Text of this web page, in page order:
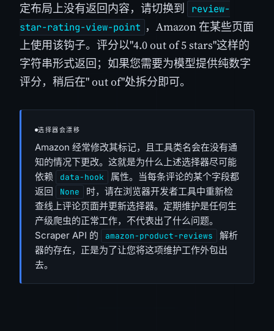
定布局上没有返回内容，请切换到
review-
star-rating-view-point ，Amazon 在某些页面
上使用该钩子。评分以"4.0 out of 5 stars"这样的
字符串形式返回；如果您需要为模型提供纯数字
评分，稍后在" out of"处拆分即可。
选择器会漂移
Amazon 经常修改其标记，且工具类名会在没有通
知的情况下更改。这就是为什么上述选择器尽可能
依赖
data-hook
属性。当每条评论的某个字段都
返回
None
时，请在浏览器开发者工具中重新检
查线上评论页面并更新选择器。定期维护是任何生
产级爬虫的正常工作，不代表出了什么问题。
Scraper API 的
amazon-product-reviews
解析
器的存在，正是为了让您将这项维护工作外包出
去。